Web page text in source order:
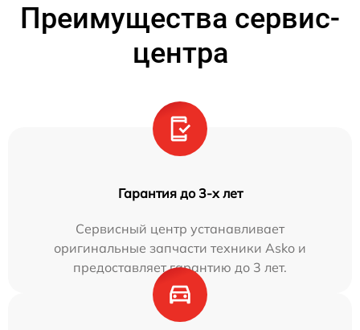
Преимущества сервис-
центра
Гарантия до 3-х лет
Сервисный центр устанавливает
оригинальные запчасти техники Asko и
предоставляет гарантию до 3 лет.